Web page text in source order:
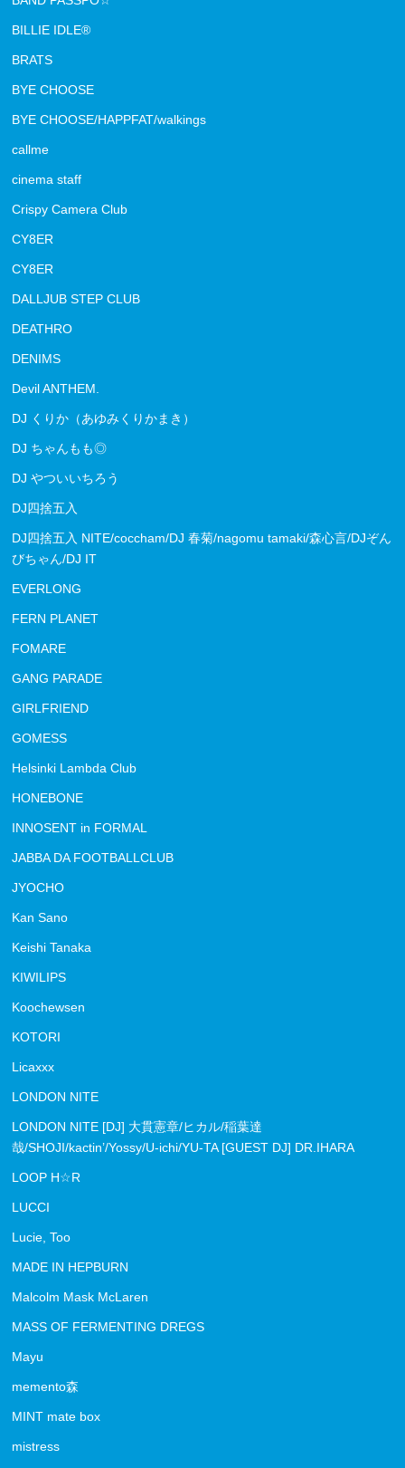
BILLIE IDLE®
BRATS
BYE CHOOSE
BYE CHOOSE/HAPPFAT/walkings
callme
cinema staff
Crispy Camera Club
CY8ER
CY8ER
DALLJUB STEP CLUB
DEATHRO
DENIMS
Devil ANTHEM.
DJ くりか（あゆみくりかまき）
DJ ちゃんもも◎
DJ やついいちろう
DJ四捨五入
DJ四捨五入 NITE/coccham/DJ 春菊/nagomu tamaki/森心言/DJぞん
びちゃん/DJ IT
EVERLONG
FERN PLANET
FOMARE
GANG PARADE
GIRLFRIEND
GOMESS
Helsinki Lambda Club
HONEBONE
INNOSENT in FORMAL
JABBA DA FOOTBALLCLUB
JYOCHO
Kan Sano
Keishi Tanaka
KIWILIPS
Koochewsen
KOTORI
Licaxxx
LONDON NITE
LONDON NITE [DJ] 大貫憲章/ヒカル/稲葉達
哉/SHOJI/kactin’/Yossy/U-ichi/YU-TA [GUEST DJ] DR.IHARA
LOOP H☆R
LUCCI
Lucie, Too
MADE IN HEPBURN
Malcolm Mask McLaren
MASS OF FERMENTING DREGS
Mayu
memento森
MINT mate box
mistress